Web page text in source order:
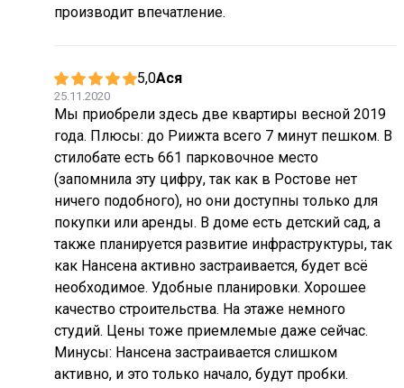
производит впечатление.
5,0Ася
25.11.2020
Мы приобрели здесь две квартиры весной 2019
года. Плюсы: до Риижта всего 7 минут пешком. В
стилобате есть 661 парковочное место
(запомнила эту цифру, так как в Ростове нет
ничего подобного), но они доступны только для
покупки или аренды. В доме есть детский сад, а
также планируется развитие инфраструктуры, так
как Нансена активно застраивается, будет всё
необходимое. Удобные планировки. Хорошее
качество строительства. На этаже немного
студий. Цены тоже приемлемые даже сейчас.
Минусы: Нансена застраивается слишком
активно, и это только начало, будут пробки.